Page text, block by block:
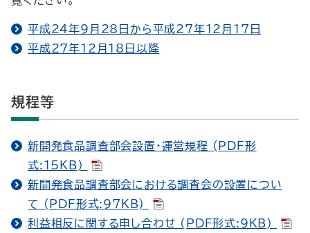
平成24年9月28日から平成27年12月17日
平成27年12月18日以降
規程等
新開発食品調査部会設置・運営規程 (PDF形
式:15KB)
新開発食品調査部会における調査会の設置につい
て (PDF形式:97KB)
利益相反に関する申し合わせ (PDF形式:9KB)